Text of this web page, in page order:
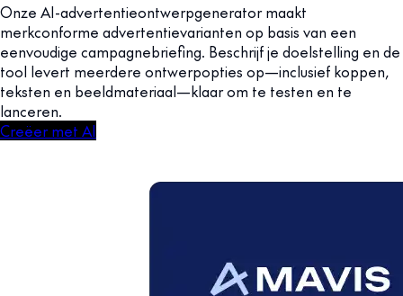
Onze AI-advertentieontwerpgenerator maakt
merkconforme advertentievarianten op basis van een
eenvoudige campagnebriefing. Beschrijf je doelstelling en de
tool levert meerdere ontwerpopties op—inclusief koppen,
teksten en beeldmateriaal—klaar om te testen en te
lanceren.
Creëer met AI